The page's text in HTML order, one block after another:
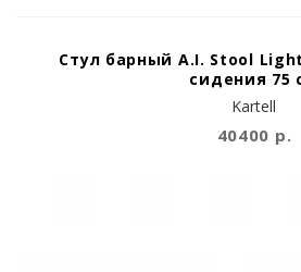
Kartell
Стул барный A.I. Stool
сидения 75
40400 р.